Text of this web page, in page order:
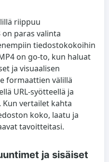
riippuu
paras valinta
tiedostokokoihin
on go-to, kun haluat
ja visuaalisen
formaattien välillä
URL-syötteellä ja
vertailet kahta
koko, laatu ja
tavoitteitasi.
ja sisäiset